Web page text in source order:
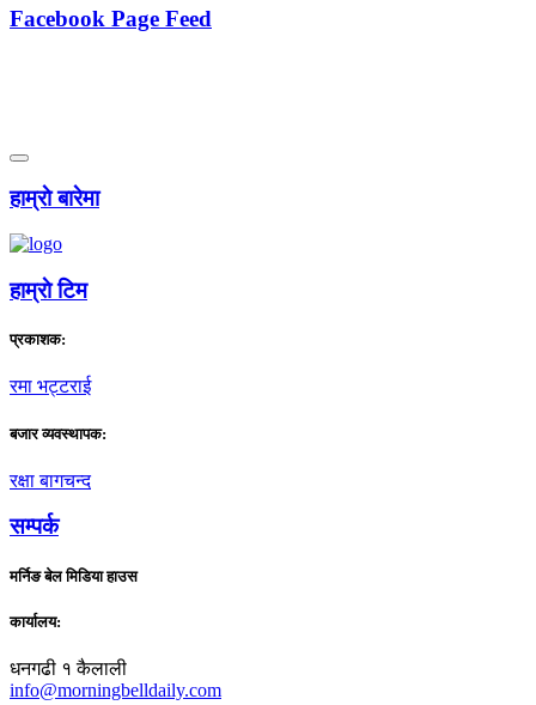
Facebook Page Feed
हाम्राे बारेमा
हाम्राे टिम
प्रकाशक:
रमा भट्टराई
बजार व्यवस्थापक:
रक्षा बागचन्द
सम्पर्क
मर्निङ बेल मिडिया हाउस
कार्यालय:
धनगढी १ कैलाली
info@morningbelldaily.com